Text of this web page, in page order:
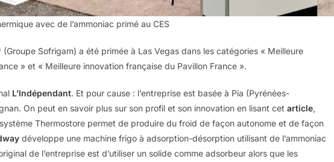
avec de l’ammoniac primé au CES
(Groupe Sofrigam) a été primée à Las Vegas dans les catégories « Meilleure
» et « Meilleure innovation française du Pavillon France ».
L’Indépendant. Et pour cause : l’entreprise est basée à Pia (Pyrénées-
On peut en savoir plus sur son profil et son innovation en lisant cet article,
Thermostore permet de produire du froid de façon autonome et de façon
développe une machine frigo à adsorption-désorption utilisant de l’ammoniac
de l’entreprise est d’utiliser un solide comme adsorbeur alors que les